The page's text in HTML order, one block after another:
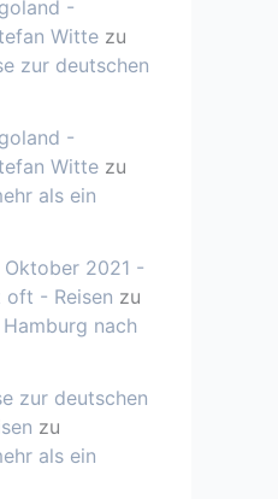
-
Witte zu
zur deutschen
-
Witte zu
als ein
Oktober 2021 -
- Reisen zu
nach
zur deutschen
zu
als ein